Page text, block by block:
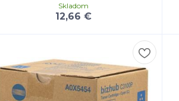
12,66 €
Skladom